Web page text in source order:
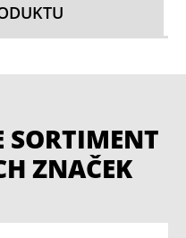
SORTIMENT
ZNAČEK